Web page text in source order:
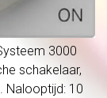
3000
schakelaar,
Nalooptijd: 10